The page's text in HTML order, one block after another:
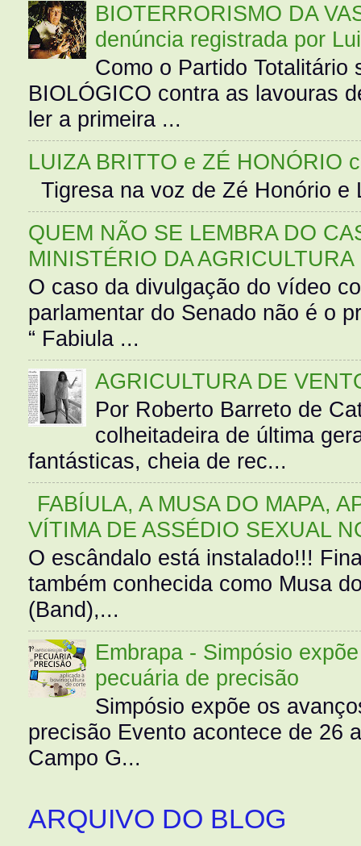
BIOTERRORISMO DA
denúncia registrada por
Como o Partido Totalitário
BIOLÓGICO contra as lavouras
ler a primeira ...
LUIZA BRITTO e ZÉ HONÓRIO
Tigresa na voz de Zé Honório
QUEM NÃO SE LEMBRA DO
MINISTÉRIO DA AGRICULTURA
O caso da divulgação do vídeo
parlamentar do Senado não é o
“ Fabiula ...
AGRICULTURA DE
Por Roberto Barreto de
colheitadeira de última
fantásticas, cheia de rec...
FABÍULA, A MUSA DO MAPA,
VÍTIMA DE ASSÉDIO SEXUAL
O escândalo está instalado!!!
também conhecida como Musa
(Band),...
Embrapa - Simpósio
pecuária de precisão
Simpósio expõe os
precisão Evento acontece de 26
Campo G...
ARQUIVO DO BLOG